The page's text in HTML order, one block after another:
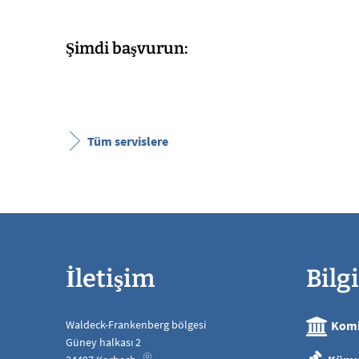
Şimdi başvurun:
Tüm servislere
İletişim
Waldeck-Frankenberg bölgesi
Güney halkası 2
Bilgi